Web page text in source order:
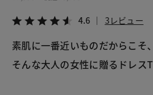
4.6 3レビュー
素肌に一番近いものだからこそ
そんな大人の女性に贈るドレス
LINE X